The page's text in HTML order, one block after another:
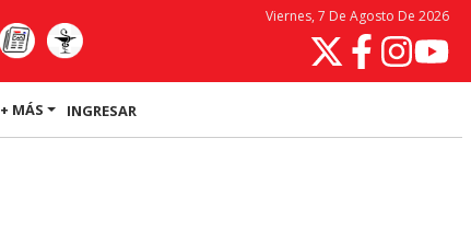
Viernes, 7 De Agosto De 2026
+ MÁS INGRESAR